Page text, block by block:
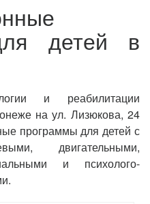
детей в
и реабилитации
на ул. Лизюкова, 24
программы для детей с
двигательными,
и психолого-